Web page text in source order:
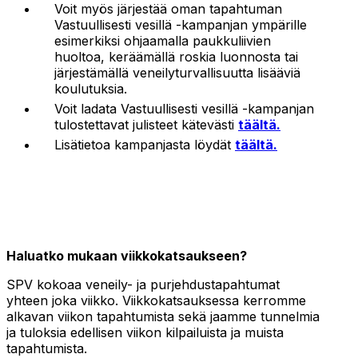
Voit myös järjestää oman tapahtuman
Vastuullisesti vesillä -kampanjan ympärille
esimerkiksi ohjaamalla paukkuliivien
huoltoa, keräämällä roskia luonnosta tai
järjestämällä veneilyturvallisuutta lisääviä
koulutuksia.
Voit ladata Vastuullisesti vesillä -kampanjan
tulostettavat julisteet kätevästi täältä.
Lisätietoa kampanjasta löydät täältä.
Haluatko mukaan viikkokatsaukseen?
SPV kokoaa veneily- ja purjehdustapahtumat
yhteen joka viikko. Viikkokatsauksessa kerromme
alkavan viikon tapahtumista sekä jaamme tunnelmia
ja tuloksia edellisen viikon kilpailuista ja muista
tapahtumista.